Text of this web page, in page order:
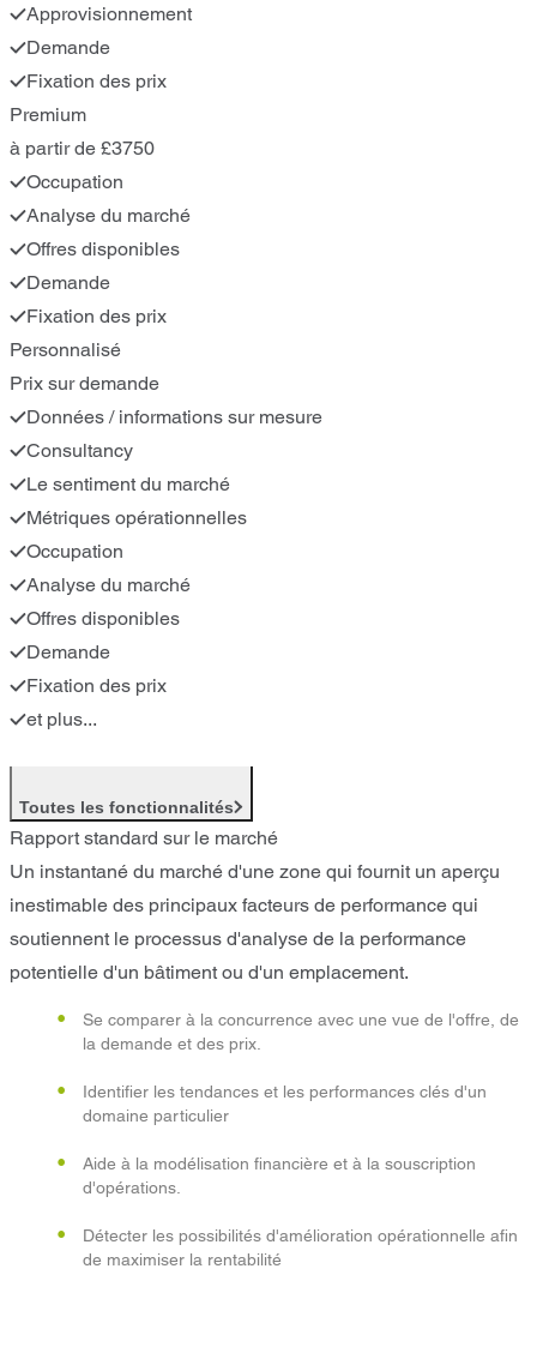
Approvisionnement
Demande
Fixation des prix
Premium
à partir de £3750
Occupation
Analyse du marché
Offres disponibles
Demande
Fixation des prix
Personnalisé
Prix sur demande
Données / informations sur mesure
Consultancy
Le sentiment du marché
Métriques opérationnelles
Occupation
Analyse du marché
Offres disponibles
Demande
Fixation des prix
et plus...
Toutes les fonctionnalités
Rapport standard sur le marché
Un instantané du marché d'une zone qui fournit un aperçu
inestimable des principaux facteurs de performance qui
soutiennent le processus d'analyse de la performance
potentielle d'un bâtiment ou d'un emplacement.
Se comparer à la concurrence avec une vue de l'offre, de
la demande et des prix.
Identifier les tendances et les performances clés d'un
domaine particulier
Aide à la modélisation financière et à la souscription
d'opérations.
Détecter les possibilités d'amélioration opérationnelle afin
de maximiser la rentabilité